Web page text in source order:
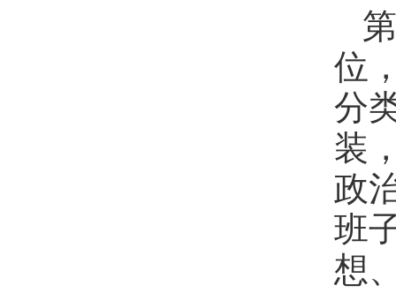
位
分
装
政
班
想